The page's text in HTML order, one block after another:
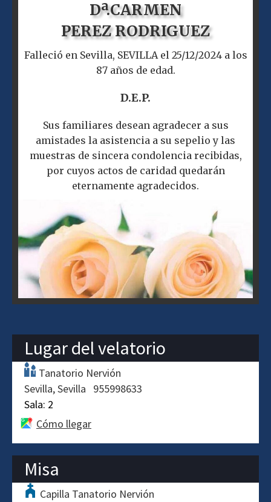
Dª.CARMEN
PEREZ RODRIGUEZ
Falleció en Sevilla, SEVILLA el 25/12/2024 a los
87 años de edad.
D.E.P.
Sus familiares desean agradecer a sus
amistades la asistencia a su sepelio y las
muestras de sincera condolencia recibidas,
por cuyos actos de caridad quedarán
eternamente agradecidos.
Lugar del velatorio
Tanatorio Nervión
Sevilla Sevilla
955998633
Sala: 2
Cómo llegar
Misa
Capilla Tanatorio Nervión